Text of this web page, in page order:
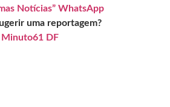
Notícias” WhatsApp
uma reportagem?
Minuto61 DF